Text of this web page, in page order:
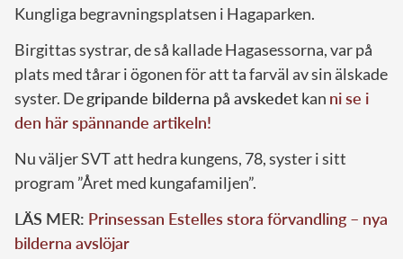
Kungliga begravningsplatsen i Hagaparken.
Birgittas systrar, de så kallade Hagasessorna, var på
plats med tårar i ögonen för att ta farväl av sin älskade
syster. Degripande bilderna på avskedetkan ni se i
den här spännande artikeln!
Nu väljer SVT att hedra kungens, 78, syster i sitt
program ”Året med kungafamiljen”.
LÄS MER: Prinsessan Estelles stora förvandling – nya
bilderna avslöjar